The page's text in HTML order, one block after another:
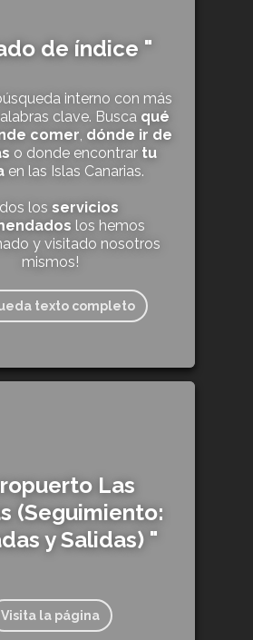
de índice "
interno con más
clave. Busca qué
comer, dónde ir de
o donde encontrar tu
en las Islas Canarias.
los servicios
los hemos
y visitado nosotros
mismos!
texto completo
Las
(Seguimiento:
y Salidas) "
Visita la página